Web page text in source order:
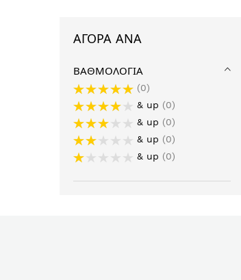
ΑΓΟΡΆ ΑΝΆ
ΒΑΘΜΟΛΟΓΊΑ
0
& up
0
& up
0
& up
0
& up
0